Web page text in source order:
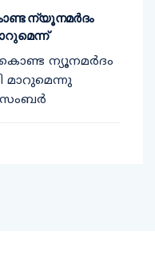
ന്യൂനമർദം
ന്യൂനമർദം
മാറുമെന്നു